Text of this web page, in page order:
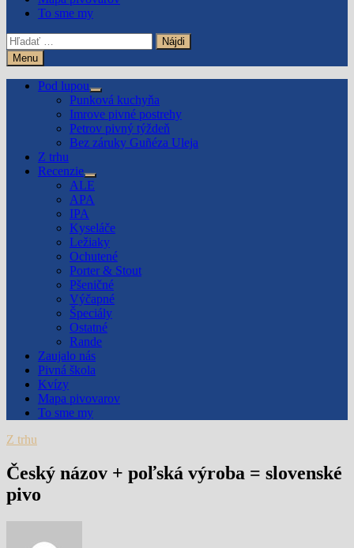
To sme my
Hľadať:
Menu
Pod lupou
Show
sub
menu
Punková kuchyňa
Imrove pivné postrehy
Petrov pivný týždeň
Bez záruky Guñéza Uleja
Z trhu
Recenzie
Show
sub
menu
ALE
APA
IPA
Kyseláče
Ležiaky
Ochutené
Porter & Stout
Pšeničné
Výčapné
Špeciály
Ostatné
Rande
Zaujalo nás
Pivná škola
Kvízy
Mapa pivovarov
To sme my
Z trhu
Český názov + poľská výroba = slovenské
pivo